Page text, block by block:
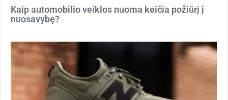
Kaip automobilio veiklos nuoma keičia požiūrį į
nuosavybę?